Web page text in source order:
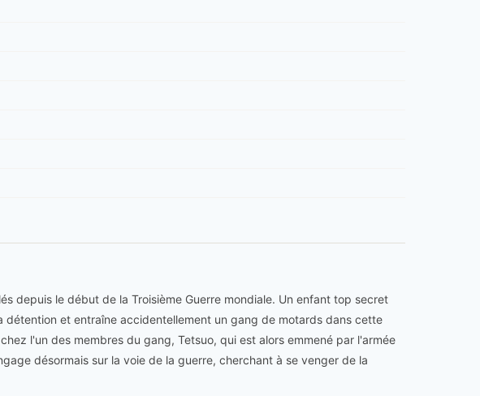
depuis le début de la Troisième Guerre mondiale. Un enfant top secret
et entraîne accidentellement un gang de motards dans cette
l'un des membres du gang, Tetsuo, qui est alors emmené par l'armée
désormais sur la voie de la guerre, cherchant à se venger de la